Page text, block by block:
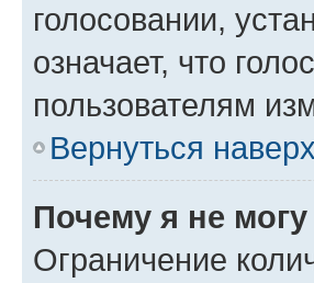
голосовании,
означает, что
пользователям
Вернуться наверх
Почему я не
Ограничение